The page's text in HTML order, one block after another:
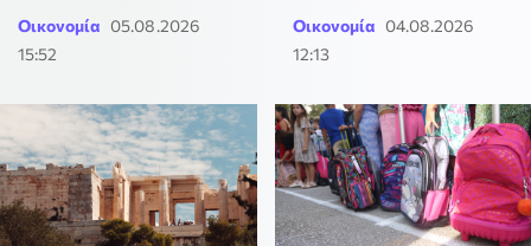
Οικονομία 05.08.2026
15:52
Οικονομία 04.08.2026
12:13